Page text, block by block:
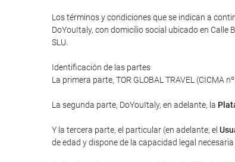
Los términos y condiciones que se indican a
DoYouItaly, con domicilio social ubicado en Calle
SLU.
Identificación de las partes
La primera parte, TOR GLOBAL TRAVEL (CICMA
La segunda parte, DoYouItaly, en adelante, la
Y la tercera parte, el particular (en adelante, el
de edad y dispone de la capacidad legal